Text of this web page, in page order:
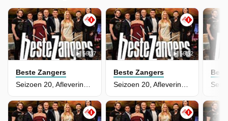
56:37
Beste Zangers
Seizoen 20, Aflevering 9 - Duetten
56:52
Beste Zangers
Seizoen 20, Aflevering 7 - Laetitia Gerards